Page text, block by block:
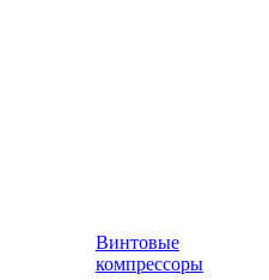
Винтовые
компрессоры